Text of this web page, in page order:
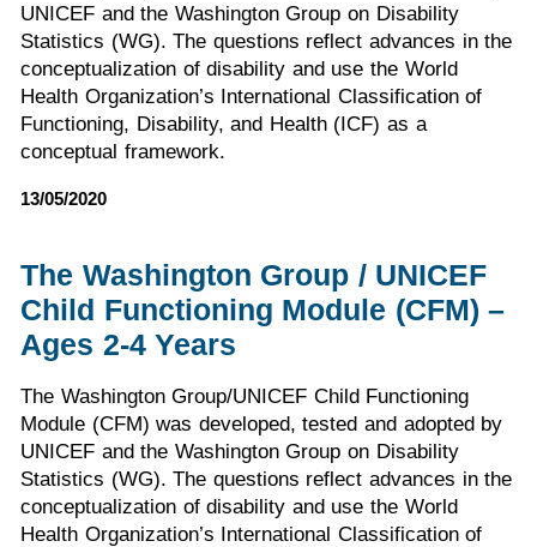
UNICEF and the Washington Group on Disability
Statistics (WG). The questions reflect advances in the
conceptualization of disability and use the World
Health Organization’s International Classification of
Functioning, Disability, and Health (ICF) as a
conceptual framework.
13/05/2020
The Washington Group / UNICEF
Child Functioning Module (CFM) –
Ages 2-4 Years
The Washington Group/UNICEF Child Functioning
Module (CFM) was developed, tested and adopted by
UNICEF and the Washington Group on Disability
Statistics (WG). The questions reflect advances in the
conceptualization of disability and use the World
Health Organization’s International Classification of